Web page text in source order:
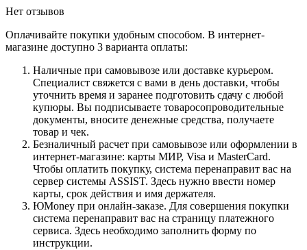
Нет отзывов
Оплачивайте покупки удобным способом. В интернет-
магазине доступно 3 варианта оплаты:
Наличные при самовывозе или доставке курьером.
Специалист свяжется с вами в день доставки, чтобы
уточнить время и заранее подготовить сдачу с любой
купюры. Вы подписываете товаросопроводительные
документы, вносите денежные средства, получаете
товар и чек.
Безналичный расчет при самовывозе или оформлении в
интернет-магазине: карты МИР, Visa и MasterCard.
Чтобы оплатить покупку, система перенаправит вас на
сервер системы ASSIST. Здесь нужно ввести номер
карты, срок действия и имя держателя.
ЮMoney при онлайн-заказе. Для совершения покупки
система перенаправит вас на страницу платежного
сервиса. Здесь необходимо заполнить форму по
инструкции.